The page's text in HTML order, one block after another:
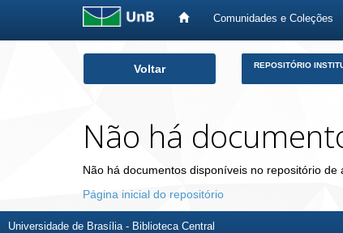
Comunidades e Coleções
Voltar REPOSITÓRIO
Não há
Não há documentos disponíveis no repositório de
Página inicial do repositório
Universidade de Brasília - Biblioteca Central